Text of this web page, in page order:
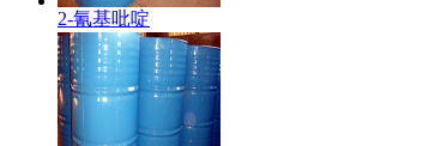
2-氰基吡啶